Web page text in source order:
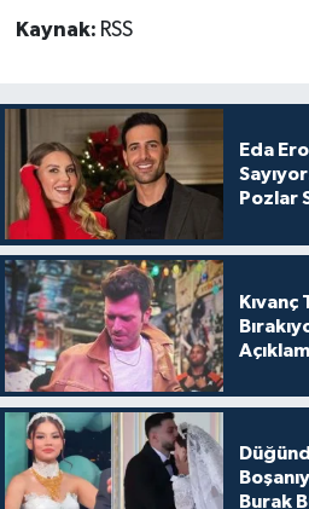
Kaynak: RSS
Eda
Pozlar
Burak